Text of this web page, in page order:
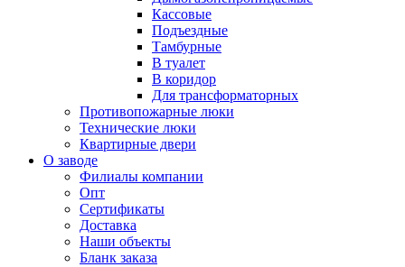
Кассовые
Подъездные
Тамбурные
В туалет
В коридор
Для трансформаторных
Противопожарные люки
Технические люки
Квартирные двери
О заводе
Филиалы компании
Опт
Сертификаты
Доставка
Наши объекты
Бланк заказа